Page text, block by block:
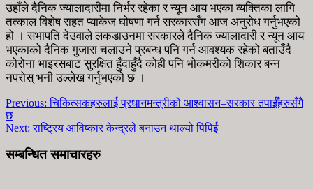
उहाँले दैनिक ज्यालादारीमा निर्भर रहेका र न्यून आय भएका व्यक्तिका लागि
तत्काल विशेष राहत प्याकेज घोषणा गर्न सरकारसँग आज अनुरोध गर्नुभएको
हो । सभापति देउवाले लकडाउनमा सरकारले दैनिक ज्यालादारी र न्यून आय
भएकाको दैनिक गुजारा चलाउने प्रबन्ध पनि गर्न आवश्यक रहेको बताउँदै
कोरोना भाइरसबाट सुरक्षित हुँदाहुँदै कोही पनि भोकमरीको शिकार बन्न
नपरोस् भनी उल्लेख गर्नुभएको छ ।
Previous: चिकित्सकहरुलाई प्रधानमन्त्रीको आश्वासन–सरकार तपाईँहरुसँगै
छ
Next: राष्ट्रिय आविष्कार केन्द्रले बनाउन थाल्यो पिपिई
सम्बन्धित समाचारहरु